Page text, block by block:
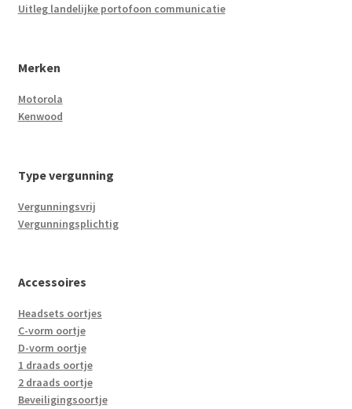
Uitleg landelijke portofoon communicatie
Merken
Motorola
Kenwood
Type vergunning
Vergunningsvrij
Vergunningsplichtig
Accessoires
Headsets oortjes
C-vorm oortje
D-vorm oortje
1 draads oortje
2 draads oortje
Beveiligingsoortje